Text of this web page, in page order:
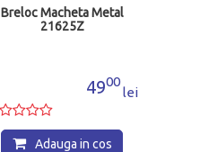
Breloc Macheta Metal
21625Z
4900
lei
Adauga in cos